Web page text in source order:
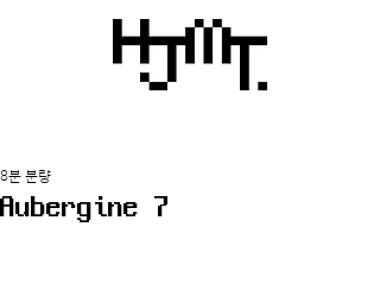
Aubergine 7
8분 분량